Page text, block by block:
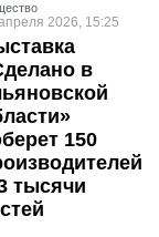
2026, 15:25
в
150
тысячи